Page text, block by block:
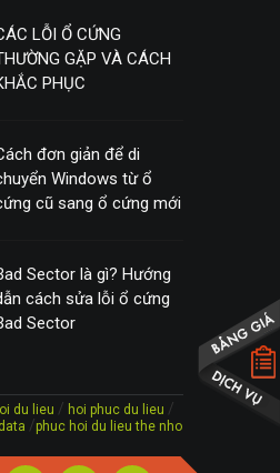
LỖI Ổ CỨNG
GẶP VÀ CÁCH
PHỤC
đơn giản để di
Windows từ ổ
cũ sang ổ cứng mới
Sector là gì? Hướng
cách sửa lỗi ổ cứng
Sector
du lieu / hoi phuc du lieu /
/phuc hoi du lieu the nho